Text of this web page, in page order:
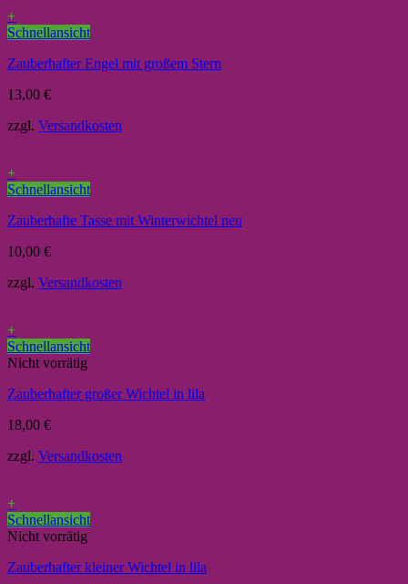
+
Schnellansicht
Zauberhafter Engel mit großem Stern
13,00 €
zzgl. Versandkosten
+
Schnellansicht
Zauberhafte Tasse mit Winterwichtel neu
10,00 €
zzgl. Versandkosten
+
Schnellansicht
Nicht vorrätig
Zauberhafter großer Wichtel in lila
18,00 €
zzgl. Versandkosten
+
Schnellansicht
Nicht vorrätig
Zauberhafter kleiner Wichtel in lila